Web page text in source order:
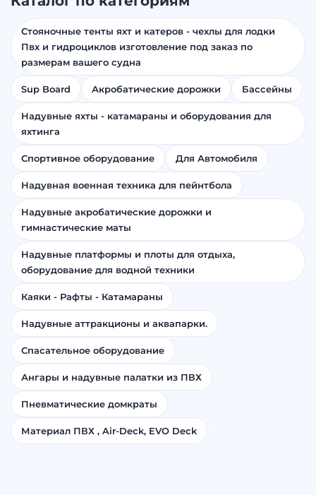
Стояночные тенты яхт и катеров - чехлы для лодки
Пвх и гидроциклов изготовление под заказ по
размерам вашего судна
Sup Board Акробатические дорожки Бассейны
Надувные яхты - катамараны и оборудования для
яхтинга
Спортивное оборудование Для Автомобиля
Надувная военная техника для пейнтбола
Надувные акробатические дорожки и
гимнастические маты
Надувные платформы и плоты для отдыха,
оборудование для водной техники
Каяки - Рафты - Катамараны
Надувные аттракционы и аквапарки.
Спасательное оборудование
Ангары и надувные палатки из ПВХ
Пневматические домкраты
Материал ПВХ , Air-Deck, EVO Deck